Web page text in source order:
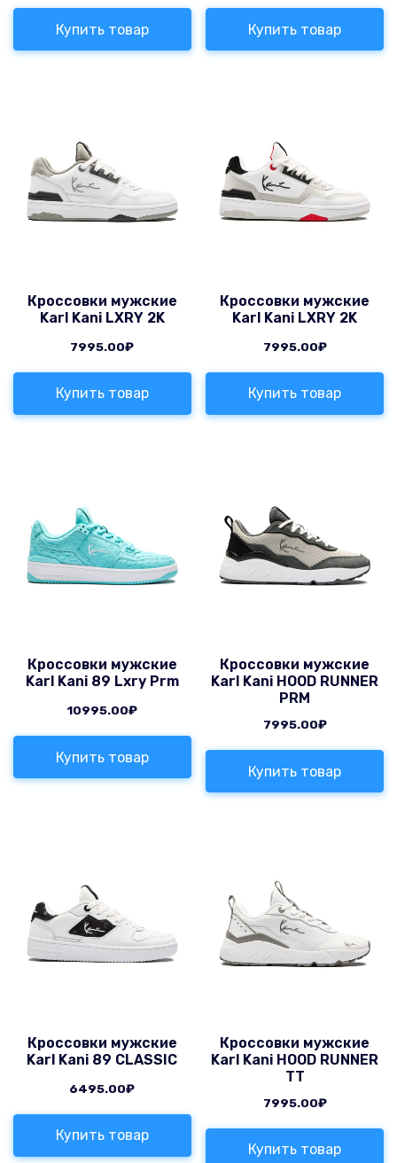
Купить товар Купить товар
Кроссовки мужские
Karl Kani LXRY 2K
7995.00₽
Купить товар
Кроссовки мужские
Karl Kani LXRY 2K
7995.00₽
Купить товар
Кроссовки мужские
Karl Kani 89 Lxry Prm
10995.00₽
Купить товар
Кроссовки мужские
Karl Kani HOOD RUNNER
PRM
7995.00₽
Купить товар
Кроссовки мужские
Karl Kani 89 CLASSIC
6495.00₽
Купить товар
Кроссовки мужские
Karl Kani HOOD RUNNER
TT
7995.00₽
Купить товар